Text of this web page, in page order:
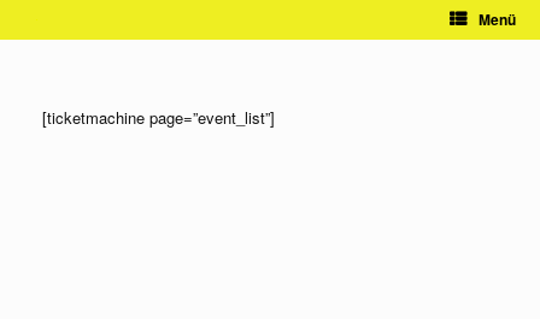
Menü
[ticketmachine page=”event_list”]